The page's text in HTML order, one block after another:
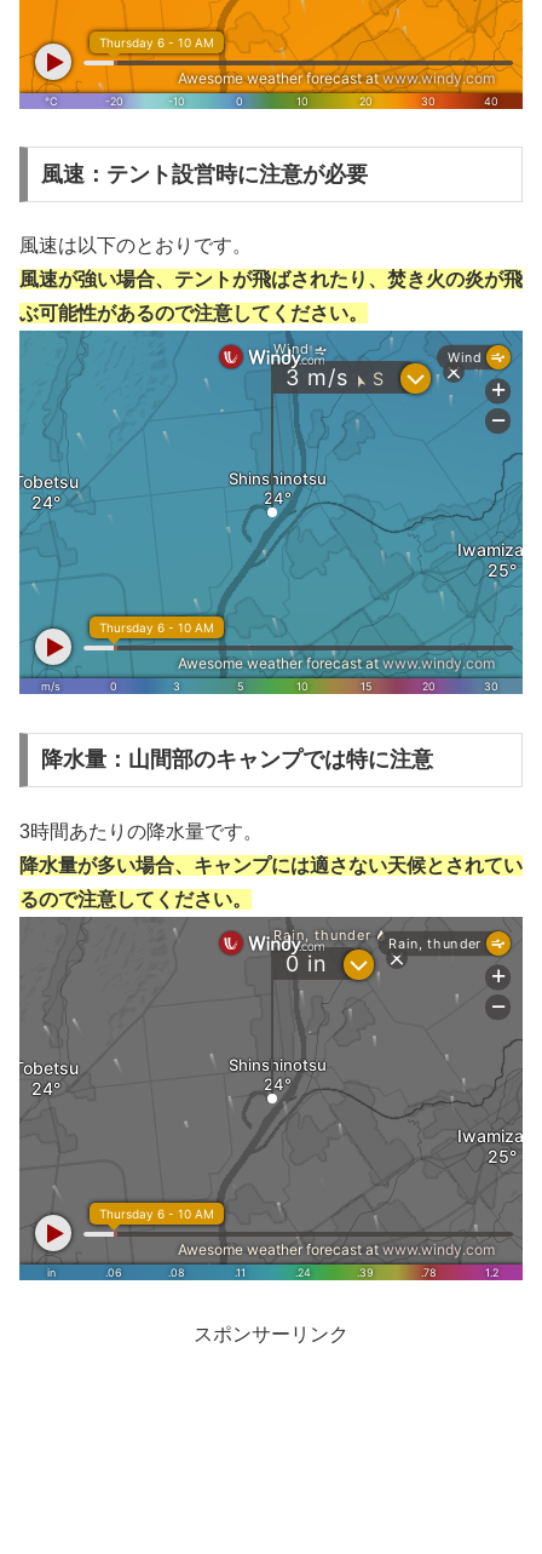
風速：テント設営時に注意が必要
風速は以下のとおりです。
風速が強い場合、テントが飛ばされたり、焚き火の炎が飛
ぶ可能性があるので注意してください。
降水量：山間部のキャンプでは特に注意
3時間あたりの降水量です。
降水量が多い場合、キャンプには適さない天候とされてい
るので注意してください。
スポンサーリンク